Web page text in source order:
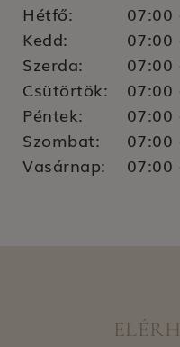
Hétfő: 07:00
Kedd:
07:00
Szerda:
07:00
Csütörtök:
07:00
Péntek:
07:00
Szombat:
07:00
Vasárnap:
07:00